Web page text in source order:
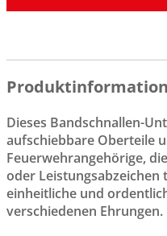
Dieses Bandschnallen-
aufschiebbare Oberteile
Feuerwehrangehörige,
oder Leistungsabzeichen
einheitliche und
verschiedenen Ehrungen.